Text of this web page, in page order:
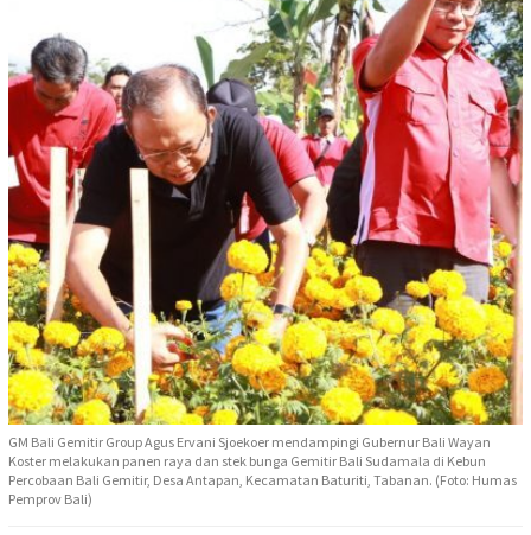
GM Bali Gemitir Group Agus Ervani Sjoekoer mendampingi Gubernur Bali Wayan
Koster melakukan panen raya dan stek bunga Gemitir Bali Sudamala di Kebun
Percobaan Bali Gemitir, Desa Antapan, Kecamatan Baturiti, Tabanan. (Foto: Humas
Pemprov Bali)